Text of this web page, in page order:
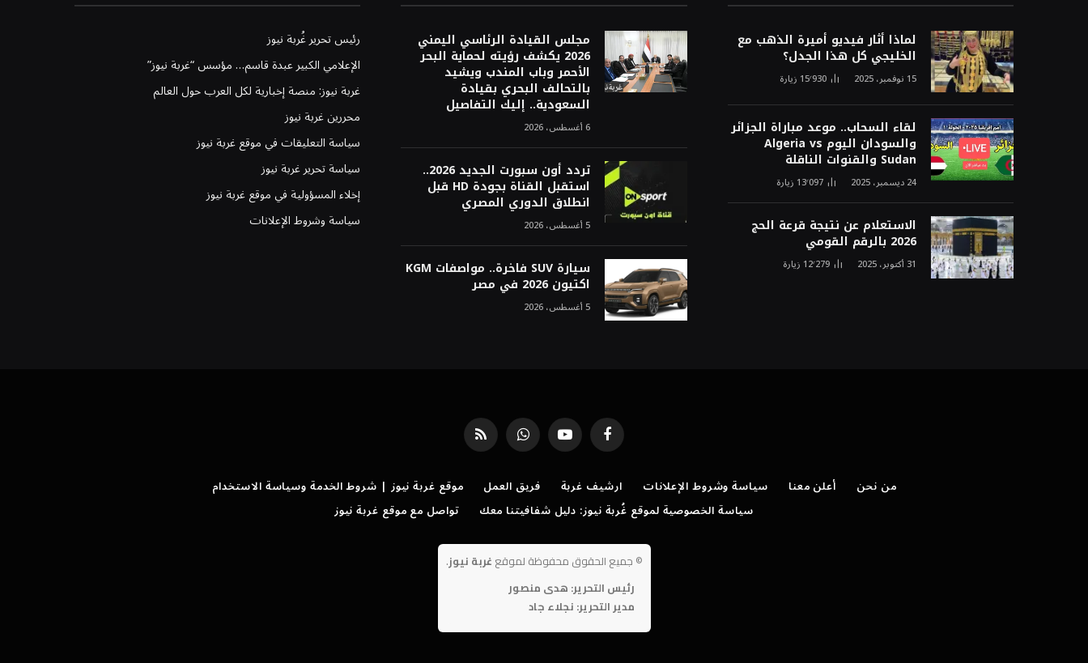
لماذا أثار فيديو أميرة الذهب مع
الخليجي كل هذا الجدل؟
15 نوفمبر، 2025 15٬930 زيارة
لقاء السحاب.. موعد مباراة الجزائر
والسودان اليوم Algeria vs
Sudan والقنوات الناقلة
24 ديسمبر، 2025 13٬097 زيارة
الاستعلام عن نتيجة قرعة الحج
2026 بالرقم القومي
31 أكتوبر، 2025 12٬279 زيارة
مجلس القيادة الرئاسي اليمني
2026 يكشف رؤيته لحماية البحر
الأحمر وباب المندب ويشيد
بالتحالف البحري بقيادة
السعودية.. إليك التفاصيل
6 أغسطس، 2026
تردد أون سبورت الجديد 2026..
استقبل القناة بجودة HD قبل
انطلاق الدوري المصري
5 أغسطس، 2026
سيارة SUV فاخرة.. مواصفات KGM
اكتيون 2026 في مصر
5 أغسطس، 2026
رئيس تحرير غُربة نيوز
الإعلامي الكبير عبدة قاسم… مؤسس “غربة نيوز”
غربة نيوز: منصة إخبارية لكل العرب حول العالم
محررين غربة نيوز
سياسة التعليقات في موقع غربة نيوز
سياسة تحرير غربة نيوز
إخلاء المسؤولية في موقع غربة نيوز
سياسة وشروط الإعلانات
فيسبوك يوتيوب واتساب RSS
من نحن أعلن معنا سياسة وشروط الإعلانات ارشيف غربة فريق العمل
موقع غربة نيوز | شروط الخدمة وسياسة الاستخدام
سياسة الخصوصية لموقع غُربة نيوز: دليل شفافيتنا معك
تواصل مع موقع غربة نيوز
© جميع الحقوق محفوظة لموقع غربة نيوز.
رئيس التحرير: هدى منصور
مدير التحرير: نجلاء جاد